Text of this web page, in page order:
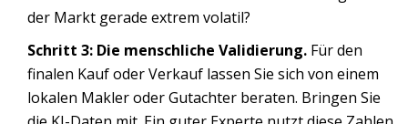
der Markt gerade extrem volatil?
Schritt 3: Die menschliche Validierung. Für den
finalen Kauf oder Verkauf lassen Sie sich von einem
lokalen Makler oder Gutachter beraten. Bringen Sie